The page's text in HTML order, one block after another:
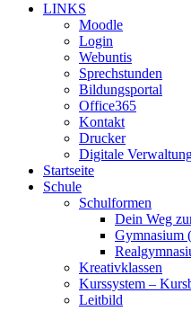
LINKS
Moodle
Login
Webuntis
Sprechstunden
Bildungsportal
Office365
Kontakt
Drucker
Digitale
Startseite
Schule
Schulformen
Dein Weg
Gymnasium
Kreativklassen
Kurssystem –
Leitbild